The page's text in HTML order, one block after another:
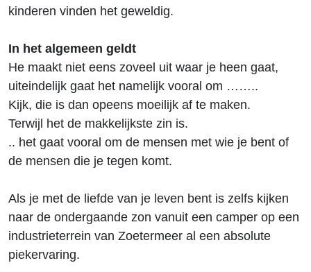
kinderen vinden het geweldig.
In het algemeen geldt
He maakt niet eens zoveel uit waar je heen gaat,
uiteindelijk gaat het namelijk vooral om ……..
Kijk, die is dan opeens moeilijk af te maken.
Terwijl het de makkelijkste zin is.
.. het gaat vooral om de mensen met wie je bent of
de mensen die je tegen komt.
Als je met de liefde van je leven bent is zelfs kijken
naar de ondergaande zon vanuit een camper op een
industrieterrein van Zoetermeer al een absolute
piekervaring.